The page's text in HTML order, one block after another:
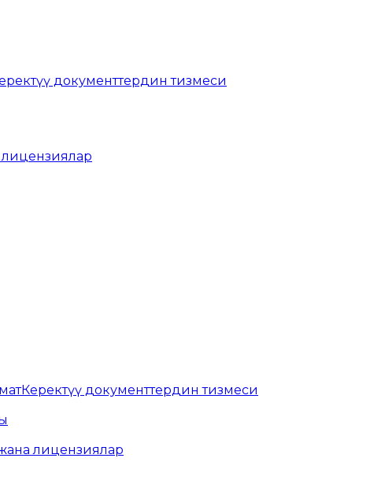
документтердин тизмеси
Керектүү документтердин тизмеси
лицензиялар